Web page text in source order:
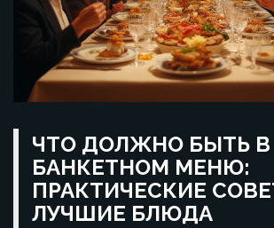
ЧТО ДОЛЖНО БЫТЬ В
БАНКЕТНОМ МЕНЮ:
ПРАКТИЧЕСКИЕ
ЛУЧШИЕ БЛЮДА